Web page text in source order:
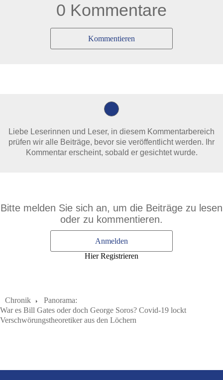
0 Kommentare
Kommentieren
Liebe Leserinnen und Leser, in diesem Kommentarbereich
prüfen wir alle Beiträge, bevor sie veröffentlicht werden. Ihr
Kommentar erscheint, sobald er gesichtet wurde.
Bitte melden Sie sich an, um die Beiträge zu lesen
oder zu kommentieren.
Anmelden
Hier Registrieren
Chronik
Panorama:
War es Bill Gates oder doch George Soros? Covid-19 lockt
Verschwörungstheoretiker aus den Löchern